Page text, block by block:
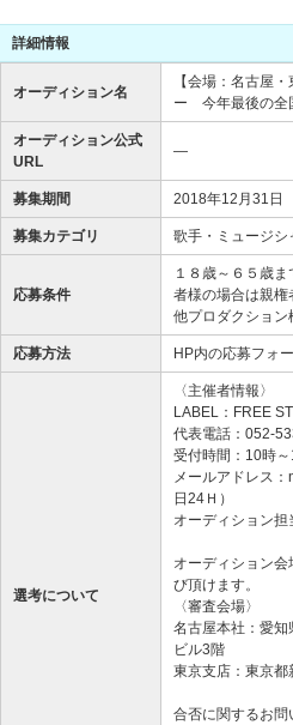
詳細情報
オーディション名
【会場：名古屋
ー 今年最後の全
オーディション公式
URL
―
募集期間 2018年12月31日
募集カテゴリ 歌手・ミュージシ
応募条件
１８歳～６５歳
者様の場合は親権
他プロダクショ
応募方法 HP内の応募フォ
選考について
〈主催者情報〉
LABEL：FREE
代表電話：052-
受付時間：10時
メールアドレス
日24Ｈ）
オーディション担
オーディション
び頂けます。
〈審査会場〉
名古屋本社：愛
ビル3階
東京支店：東京
合否に関するお問